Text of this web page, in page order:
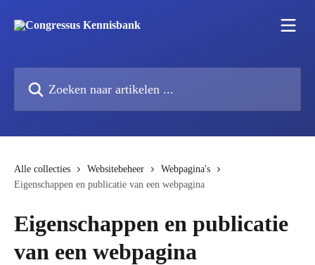
Alle collecties Websitebeheer
Webpagina's
Eigenschappen en publicatie van een webpagina
Eigenschappen en publicatie
van een webpagina